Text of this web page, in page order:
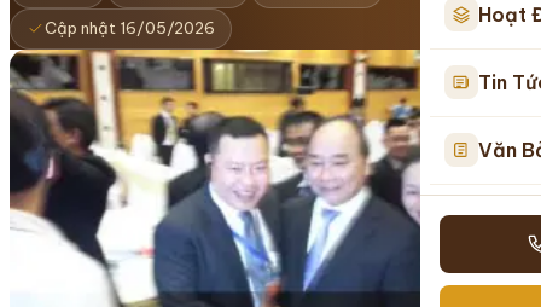
Hoạt
Tin
Văn
Cập nhật 16/05/2026